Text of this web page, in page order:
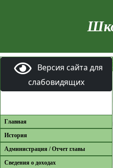
Версия сайта для
слабовидящих
Главная
История
Администрация / Отчет главы
Сведения о доходах